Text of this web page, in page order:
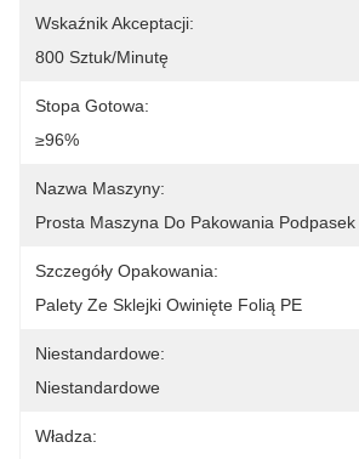
Wskaźnik Akceptacji:
800 Sztuk/minutę
Stopa Gotowa:
≥96%
Nazwa Maszyny:
Prosta Maszyna Do Pakowania
Szczegóły Opakowania:
Palety Ze Sklejki Owinięte Folią PE
Niestandardowe:
Niestandardowe
Władza: